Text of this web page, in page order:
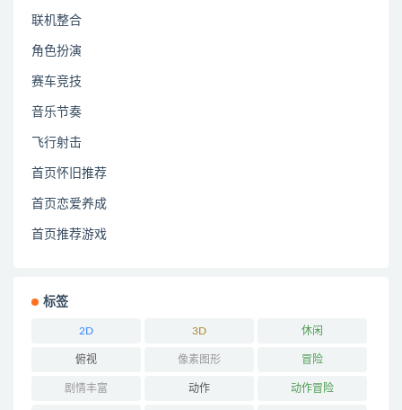
联机整合
角色扮演
赛车竞技
音乐节奏
飞行射击
首页怀旧推荐
首页恋爱养成
首页推荐游戏
标签
2D 3D 休闲
俯视 像素图形 冒险
剧情丰富 动作 动作冒险